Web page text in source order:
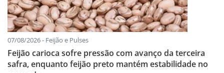
07/08/2026 - Feijão e Pulses
Feijão carioca sofre pressão com avanço da terceira
safra, enquanto feijão preto mantém estabilidade no